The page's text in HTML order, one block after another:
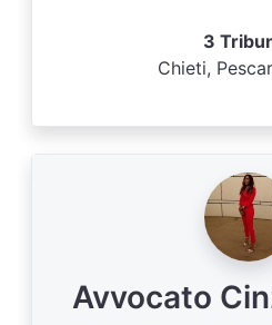
3
Chieti,
Avvocato